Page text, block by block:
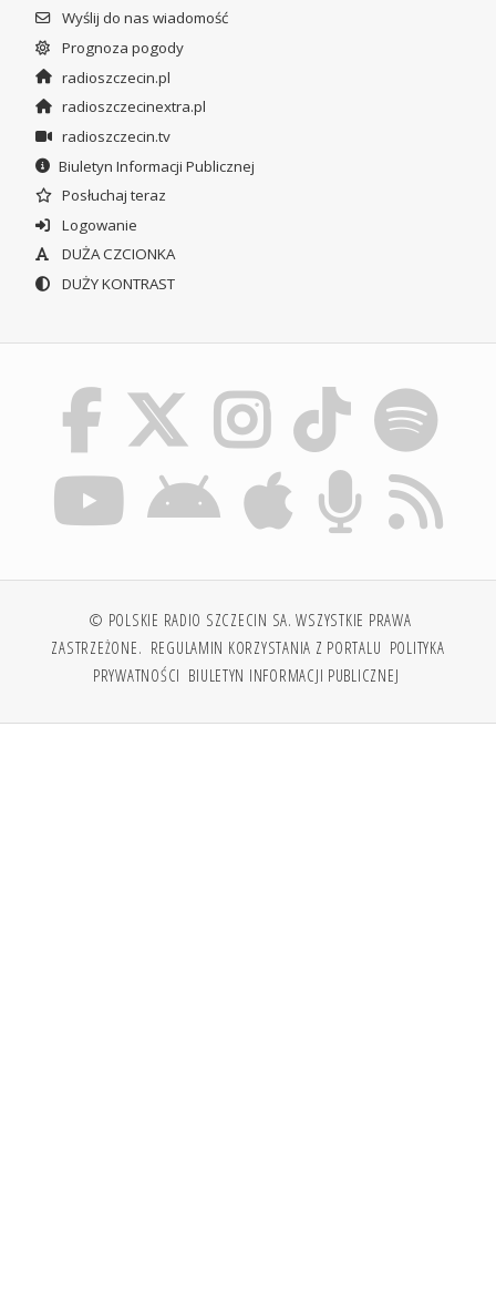
Wyślij do nas wiadomość
Prognoza pogody
radioszczecin.pl
radioszczecinextra.pl
radioszczecin.tv
Biuletyn Informacji Publicznej
Posłuchaj teraz
Logowanie
DUŻA CZCIONKA
DUŻY KONTRAST
© POLSKIE RADIO SZCZECIN SA. WSZYSTKIE PRAWA
ZASTRZEŻONE. REGULAMIN KORZYSTANIA Z PORTALU POLITYKA
PRYWATNOŚCI BIULETYN INFORMACJI PUBLICZNEJ